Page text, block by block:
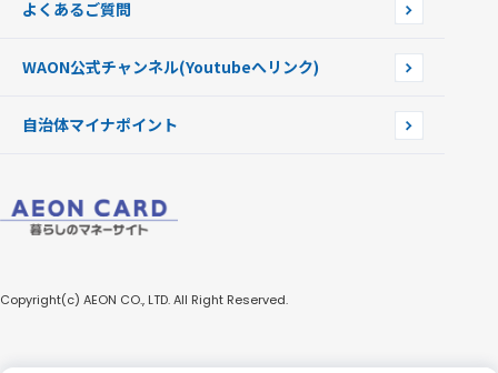
企業情報
よくあるご質問
WAON公式チャンネル(Youtubeへリンク)
自治体マイナポイント
Copyright(c) AEON CO., LTD. All Right Reserved.